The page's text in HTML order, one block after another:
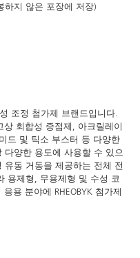
하지 않은 포장에 저장)
조정 첨가제 브랜드입니다.
상 회합성 증점제, 아크릴레이
드 및 틱소 부스터 등 다양한
양한 용도에 사용할 수 있으
동 거동을 제공하는 전체 전
용제형, 무용제형 및 수성 코
용 분야에 RHEOBYK 첨가제